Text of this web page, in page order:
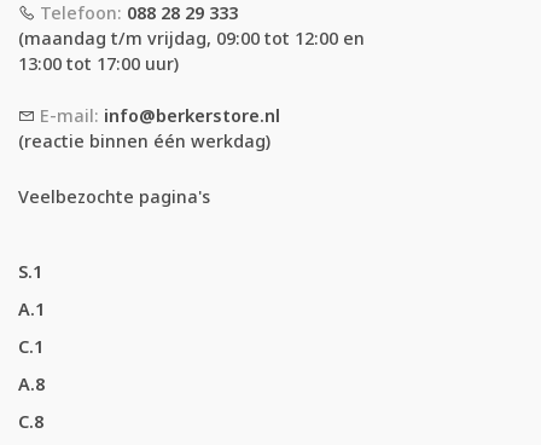
Telefoon: 088 28 29 333
(maandag t/m vrijdag, 09:00 tot 12:00 en
13:00 tot 17:00 uur)
E-mail: info@berkerstore.nl
(reactie binnen één werkdag)
Veelbezochte pagina's
S.1
A.1
C.1
A.8
C.8